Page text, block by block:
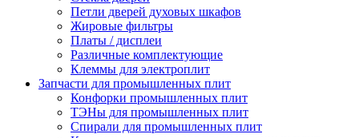
Петли дверей духовых шкафов
Жировые фильтры
Платы / дисплеи
Различные комплектующие
Клеммы для электроплит
Запчасти для промышленных плит
Конфорки промышленных плит
ТЭНы для промышленных плит
Спирали для промышленных плит